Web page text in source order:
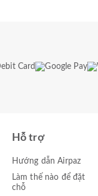
Hỗ trợ
Hướng dẫn Airpaz
Làm thế nào để đặt
chỗ